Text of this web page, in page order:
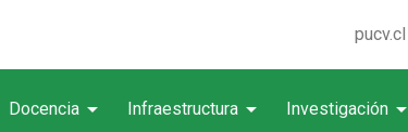
pucv.cl
Docencia arrow_drop_down Infraestructura arrow_drop_down Investigación arrow_drop_down